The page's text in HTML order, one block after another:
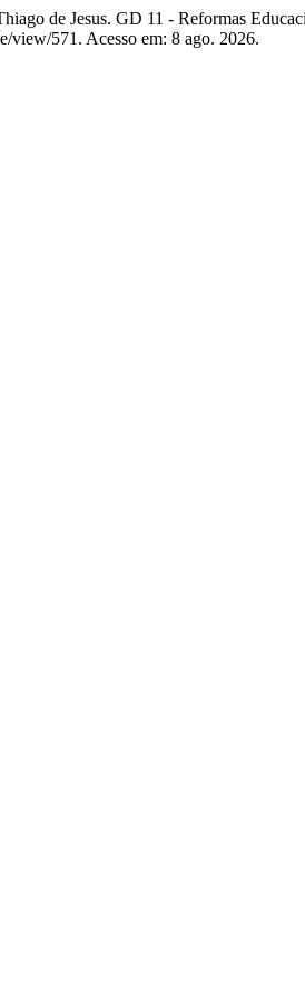
de Jesus. GD 11 - Reformas
view/571. Acesso em: 8 ago. 2026.